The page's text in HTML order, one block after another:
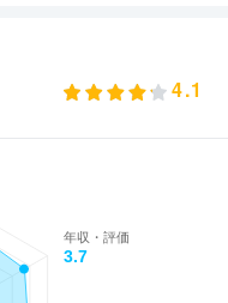
4.1
年収・評価
3.7